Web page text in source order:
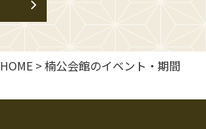
HOME >楠公会館のイベント・期間